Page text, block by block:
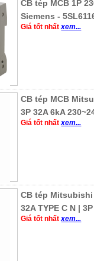
CB tép MCB 1P
Siemens -
Giá tốt nhấtxem...
CB tép MCB
3P 32A 6kA
Giá tốt nhấtxem...
CB tép Mitsubishi
32A TYPE C N |
Giá tốt nhấtxem...